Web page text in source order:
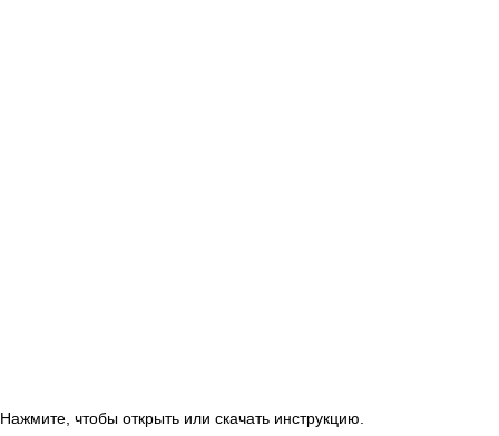
Нажмите, чтобы открыть или скачать инструкцию.